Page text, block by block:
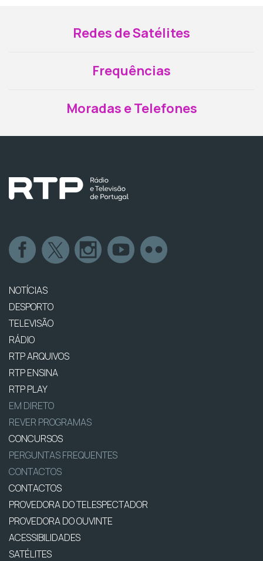
Redes de Satélites
Frequências
Moradas e Telefones
NOTÍCIAS
DESPORTO
TELEVISÃO
RÁDIO
RTP ARQUIVOS
RTP ENSINA
RTP PLAY
EM DIRETO
REVER PROGRAMAS
CONCURSOS
PERGUNTAS FREQUENTES
CONTACTOS
CONTACTOS
PROVEDORA DO TELESPECTADOR
PROVEDORA DO OUVINTE
ACESSIBILIDADES
SATÉLITES